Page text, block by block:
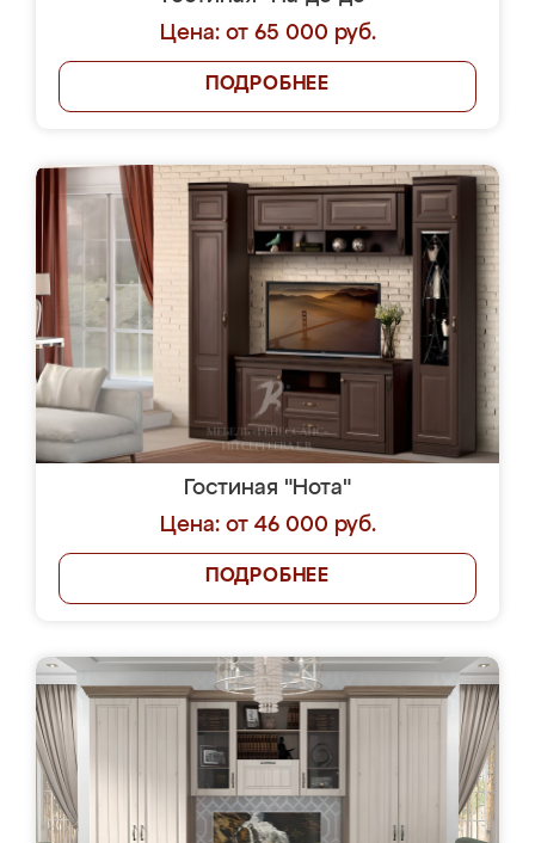
Цена: от 65 000 руб.
ПОДРОБНЕЕ
Гостиная "Нота"
Цена: от 46 000 руб.
ПОДРОБНЕЕ